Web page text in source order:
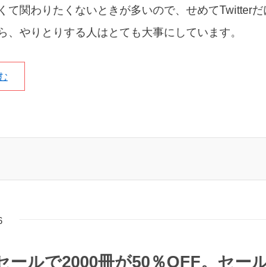
て関わりたくないときが多いので、せめてTwitter
、やりとりする人はとても大事にしています。
ールで2000冊が50％OFF。セー